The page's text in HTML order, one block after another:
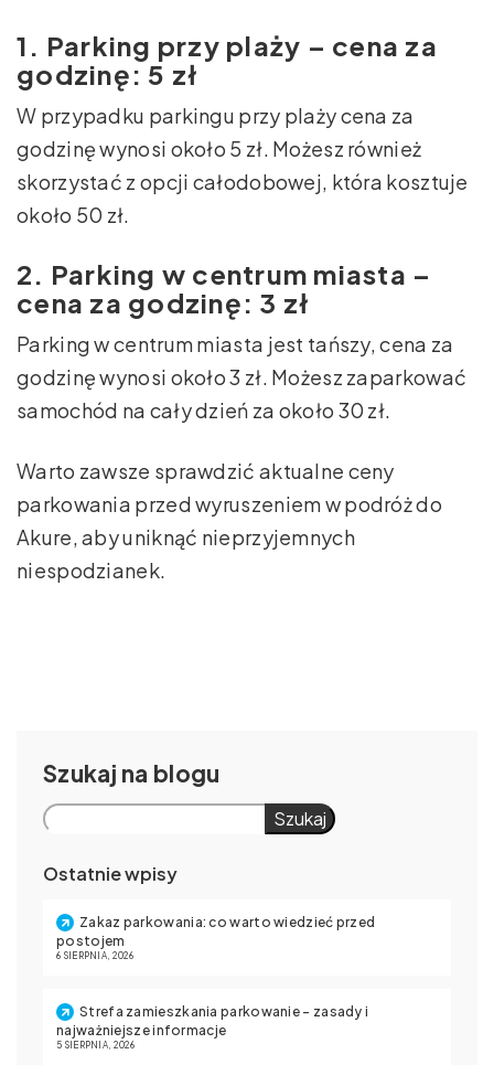
1. Parking przy plaży – cena za
godzinę: 5 zł
W przypadku parkingu przy plaży cena za
godzinę wynosi około 5 zł. Możesz również
skorzystać z opcji całodobowej, która kosztuje
około 50 zł.
2. Parking w centrum miasta –
cena za godzinę: 3 zł
Parking w centrum miasta jest tańszy, cena za
godzinę wynosi około 3 zł. Możesz zaparkować
samochód na cały dzień za około 30 zł.
Warto zawsze sprawdzić aktualne ceny
parkowania przed wyruszeniem w podróż do
Akure, aby uniknąć nieprzyjemnych
niespodzianek.
Szukaj
Szukaj
Ostatnie wpisy
Zakaz parkowania: co warto wiedzieć przed
postojem
6 SIERPNIA, 2026
Strefa zamieszkania parkowanie – zasady i
najważniejsze informacje
5 SIERPNIA, 2026